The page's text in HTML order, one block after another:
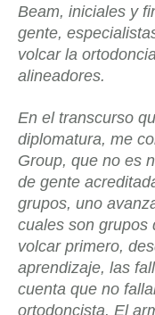
Beam, iniciales y
gente,
volcar la
alineadores.
En el transcurso
diplomatura, me
Group, que no es
de gente
grupos, uno
cuales son grupos
volcar primero,
aprendizaje, las
cuenta que no
ortodoncista. El